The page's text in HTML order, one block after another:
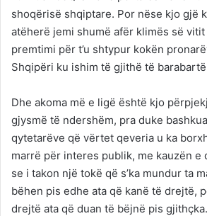
shoqërisë shqiptare. Por nëse kjo gjë
atëherë jemi shumë afër klimës së
premtimi për t’u shtypur kokën
Shqipëri ku ishim të gjithë të
Dhe akoma më e ligë është kjo
gjysmë të ndershëm, pra duke
qytetarëve që vërtet qeveria u ka
marrë për interes publik, me kauzën e
se i takon një tokë që s’ka mundur ta
bëhen pis edhe ata që kanë të drejtë,
drejtë ata që duan të bëjnë pis gjithçka.